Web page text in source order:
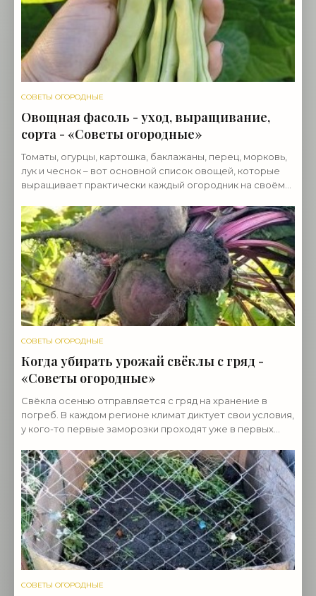
СОВЕТЫ ОГОРОДНЫЕ
Овощная фасоль - уход, выращивание,
сорта - «Советы огородные»
Томаты, огурцы, картошка, баклажаны, перец, морковь,
лук и чеснок – вот основной список овощей, которые
выращивает практически каждый огородник на своём
СОВЕТЫ ОГОРОДНЫЕ
Когда убирать урожай свёклы с гряд -
«Советы огородные»
Свёкла осенью отправляется с гряд на хранение в
погреб. В каждом регионе климат диктует свои условия,
у кого-то первые заморозки проходят уже в первых
СОВЕТЫ ОГОРОДНЫЕ